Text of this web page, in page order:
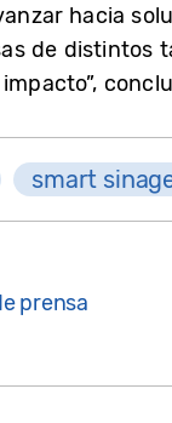
hacia
de
smart
prensa